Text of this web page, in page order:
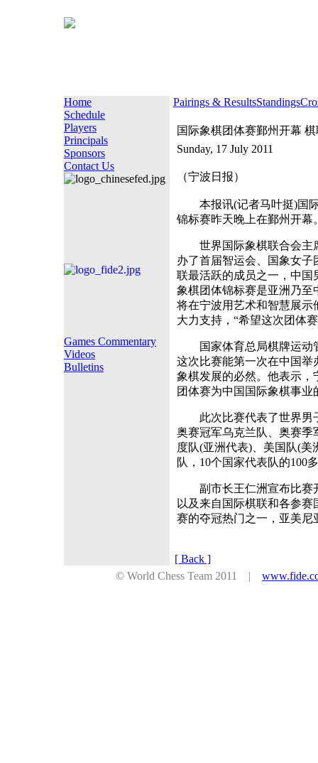
Home
Schedule
Players
Principals
Sponsors
Contact Us
Games Commentary
Videos
Bulletins
Pairings & ResultsStandings
国际象棋团体赛鄞州开幕
Sunday, 17 July 2011
（宁波日报）
本报讯(记者马叶挺)国际
锦标赛昨天晚上在鄞州开幕
世界国际象棋联合会主席
办了首届智运会、国象女
联最活跃的成员之一，中
象棋团体锦标赛是亚洲乃至
将在宁波用艺术和智慧展
大力支持，“希望这次团体
国家体育总局棋牌运动管
这次比赛能第一次在中国
象棋发展的必然。他表示
团体赛为中国国际象棋事
此次比赛代表了世界男子
奥赛冠军乌克兰队、奥赛季
度队(亚洲代表)、美国队(
队，10个国家代表队的100
副市长王仁洲宣布比赛开
以及来自国际棋联和各参
赛的夺冠热门之一，亚美尼
[ Back ]
© World Chess Team 2011 |